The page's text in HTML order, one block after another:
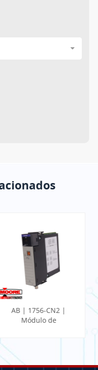
AB | 1756-CN2 |
Módulo de